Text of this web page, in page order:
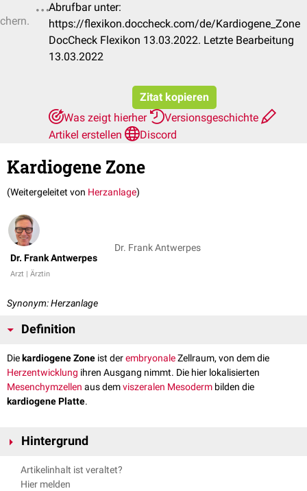
Abrufbar unter:
https://flexikon.doccheck.com/de/Kardiogene_Zone
DocCheck Flexikon 13.03.2022. Letzte Bearbeitung
13.03.2022
Zitat kopieren
Was zeigt hierher
Versionsgeschichte
Artikel erstellen
Discord
Kardiogene Zone
(Weitergeleitet von Herzanlage)
Dr. Frank Antwerpes
Arzt | Ärztin
Dr. Frank Antwerpes
Synonym: Herzanlage
Definition
Diekardiogene Zone ist derembryonaleZellraum, von dem die
Herzentwicklung ihren Ausgang nimmt. Die hier lokalisierten
Mesenchymzellen aus demviszeralen Mesoderm bilden die
kardiogene Platte.
Hintergrund
Die kardiogene Zone befindet sich in der
Prächordalplatte
Artikelinhalt ist veraltet?
Hier melden